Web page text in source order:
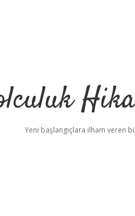
Yeni başlangıçlara ilham veren